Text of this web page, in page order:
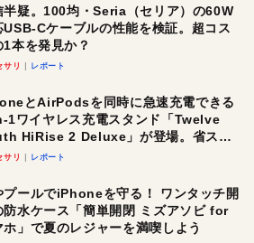
半疑。100均・Seria（セリア）の60W
USB-Cケーブルの性能を検証。超コス
1本を発見か？
サリ レポート
とAirPodsを同時に急速充電できる
1ワイヤレス充電スタンド「Twelve
HiRise 2 Deluxe」が登場。省スペ
でおしゃれに充電したい人にオスス
サリ レポート
プールでiPhoneを守る！ ワンタッチ開
防水ケース「簡単開閉 ミズアソビ for
ホ」で夏のレジャーを満喫しよう